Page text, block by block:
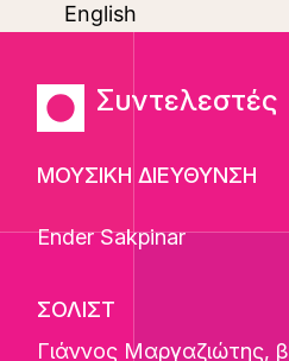
English
Συντελεστές
ΜΟΥΣΙΚΗ ΔΙΕΥΘΥΝΣΗ
Ender Sakpinar
ΣΟΛΙΣΤ
Γιάννος Μαργαζιώτης,